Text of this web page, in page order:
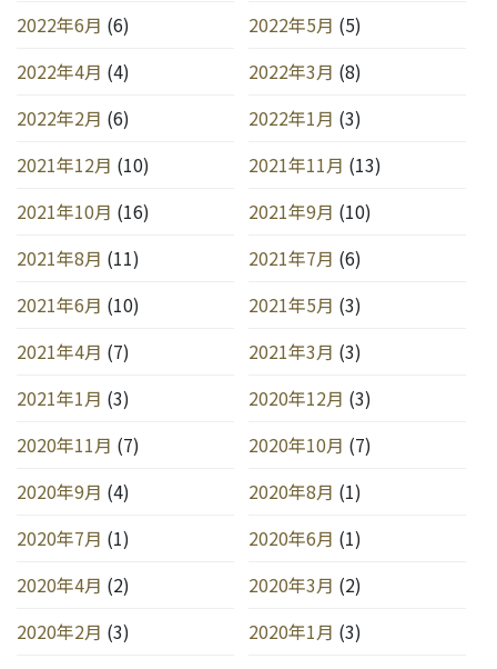
2022年6月 (6) 2022年5月 (5)
2022年4月 (4) 2022年3月 (8)
2022年2月 (6) 2022年1月 (3)
2021年12月 (10) 2021年11月 (13)
2021年10月 (16) 2021年9月 (10)
2021年8月 (11) 2021年7月 (6)
2021年6月 (10) 2021年5月 (3)
2021年4月 (7) 2021年3月 (3)
2021年1月 (3) 2020年12月 (3)
2020年11月 (7) 2020年10月 (7)
2020年9月 (4) 2020年8月 (1)
2020年7月 (1) 2020年6月 (1)
2020年4月 (2) 2020年3月 (2)
2020年2月 (3) 2020年1月 (3)